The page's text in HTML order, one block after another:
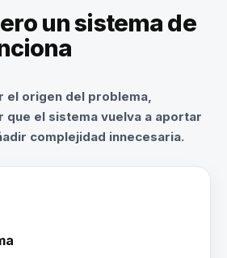
un sistema de
el origen del problema,
el sistema vuelva a aportar
complejidad innecesaria.